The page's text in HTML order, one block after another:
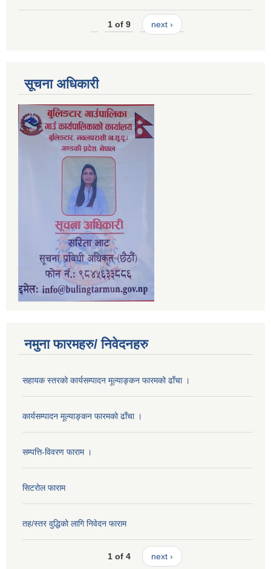
1 of 9 next ›
सूचना अधिकारी
नमुना फारमहरु/ निवेदनहरु
सहायक स्तरको कार्यसम्पादन मूल्याङ्कन फारमको ढाँचा ।
कार्यसम्पादन मूल्याङ्कन फारमको ढाँचा ।
सम्पत्ति-विवरण फाराम ।
सिटरोल फाराम
तह/स्तर वुद्धिको लागि निवेदन फाराम
1 of 4 next ›